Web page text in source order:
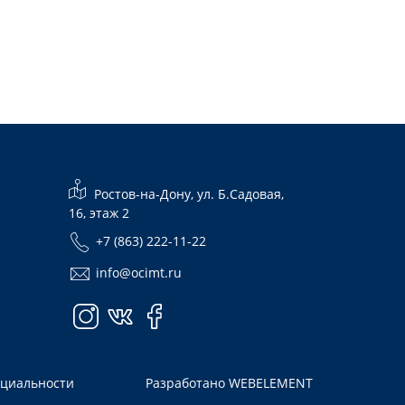
Ростов-на-Дону, ул. Б.Садовая,
16, этаж 2
+7 (863) 222-11-22
info@ocimt.ru
Разработано WEBELEMENT